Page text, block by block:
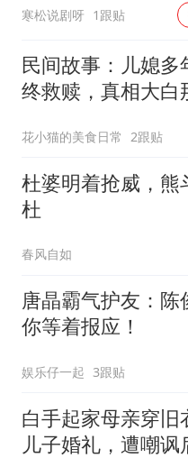
寒松说剧呀 1跟贴
民间故事：儿媳多
终救赎，真相大白
花小猫的美食日常 2跟贴
杜婆明着抢威，熊
杜
春风自如
唐晶霸气护友：陈
你等着报应！
娱乐仔一起 3跟贴
白手起家母亲穿旧
儿子婚礼，遭嘲讽